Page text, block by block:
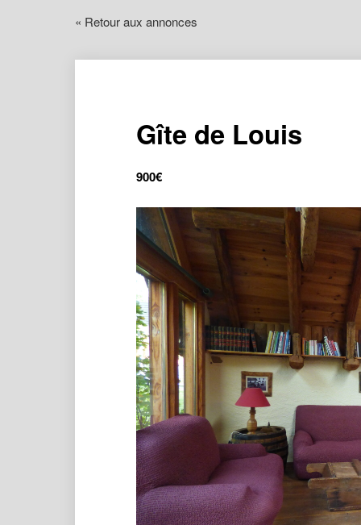
« Retour aux annonces
Gîte de Louis
900€